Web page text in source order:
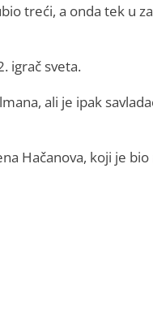
treći, a onda tek u
igrač sveta.
ali je ipak
Hačanova, koji je